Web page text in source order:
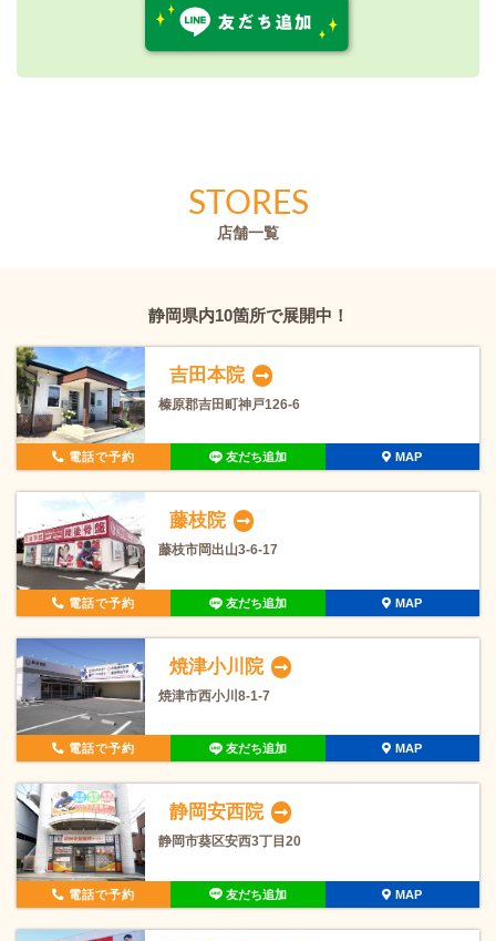
STORES
店舗一覧
静岡県内10箇所で展開中！
吉田本院
榛原郡吉田町神戸126-6
電話で予約 友だち追加 MAP
藤枝院
藤枝市岡出山3-6-17
電話で予約 友だち追加 MAP
焼津小川院
焼津市西小川8-1-7
電話で予約 友だち追加 MAP
静岡安西院
静岡市葵区安西3丁目20
電話で予約 友だち追加 MAP